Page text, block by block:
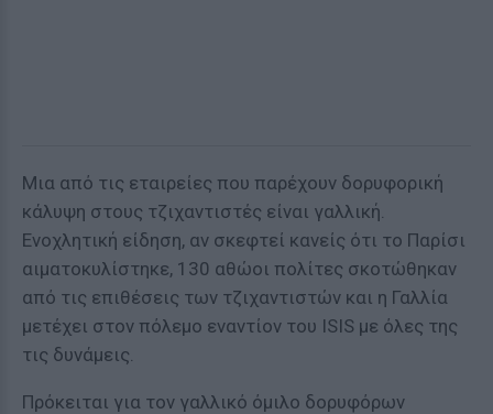
Μια από τις εταιρείες που παρέχουν δορυφορική
κάλυψη στους τζιχαντιστές είναι γαλλική.
Ενοχλητική είδηση, αν σκεφτεί κανείς ότι το Παρίσι
αιματοκυλίστηκε, 130 αθώοι πολίτες σκοτώθηκαν
από τις επιθέσεις των τζιχαντιστών και η Γαλλία
μετέχει στον πόλεμο εναντίον του ISIS με όλες της
τις δυνάμεις.
Πρόκειται για τον γαλλικό όμιλο δορυφόρων